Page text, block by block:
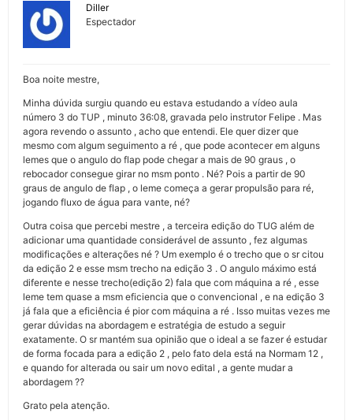
Diller
Espectador
Boa noite mestre,
Minha dúvida surgiu quando eu estava estudando a vídeo aula
número 3 do TUP , minuto 36:08, gravada pelo instrutor Felipe . Mas
agora revendo o assunto , acho que entendi. Ele quer dizer que
mesmo com algum seguimento a ré , que pode acontecer em alguns
lemes que o angulo do flap pode chegar a mais de 90 graus , o
rebocador consegue girar no msm ponto . Né? Pois a partir de 90
graus de angulo de flap , o leme começa a gerar propulsão para ré,
jogando fluxo de água para vante, né?
Outra coisa que percebi mestre , a terceira edição do TUG além de
adicionar uma quantidade considerável de assunto , fez algumas
modificações e alterações né ? Um exemplo é o trecho que o sr citou
da edição 2 e esse msm trecho na edição 3 . O angulo máximo está
diferente e nesse trecho(edição 2) fala que com máquina a ré , esse
leme tem quase a msm eficiencia que o convencional , e na edição 3
já fala que a eficiência é pior com máquina a ré . Isso muitas vezes me
gerar dúvidas na abordagem e estratégia de estudo a seguir
exatamente. O sr mantém sua opinião que o ideal a se fazer é estudar
de forma focada para a edição 2 , pelo fato dela está na Normam 12 ,
e quando for alterada ou sair um novo edital , a gente mudar a
abordagem ??
Grato pela atenção.